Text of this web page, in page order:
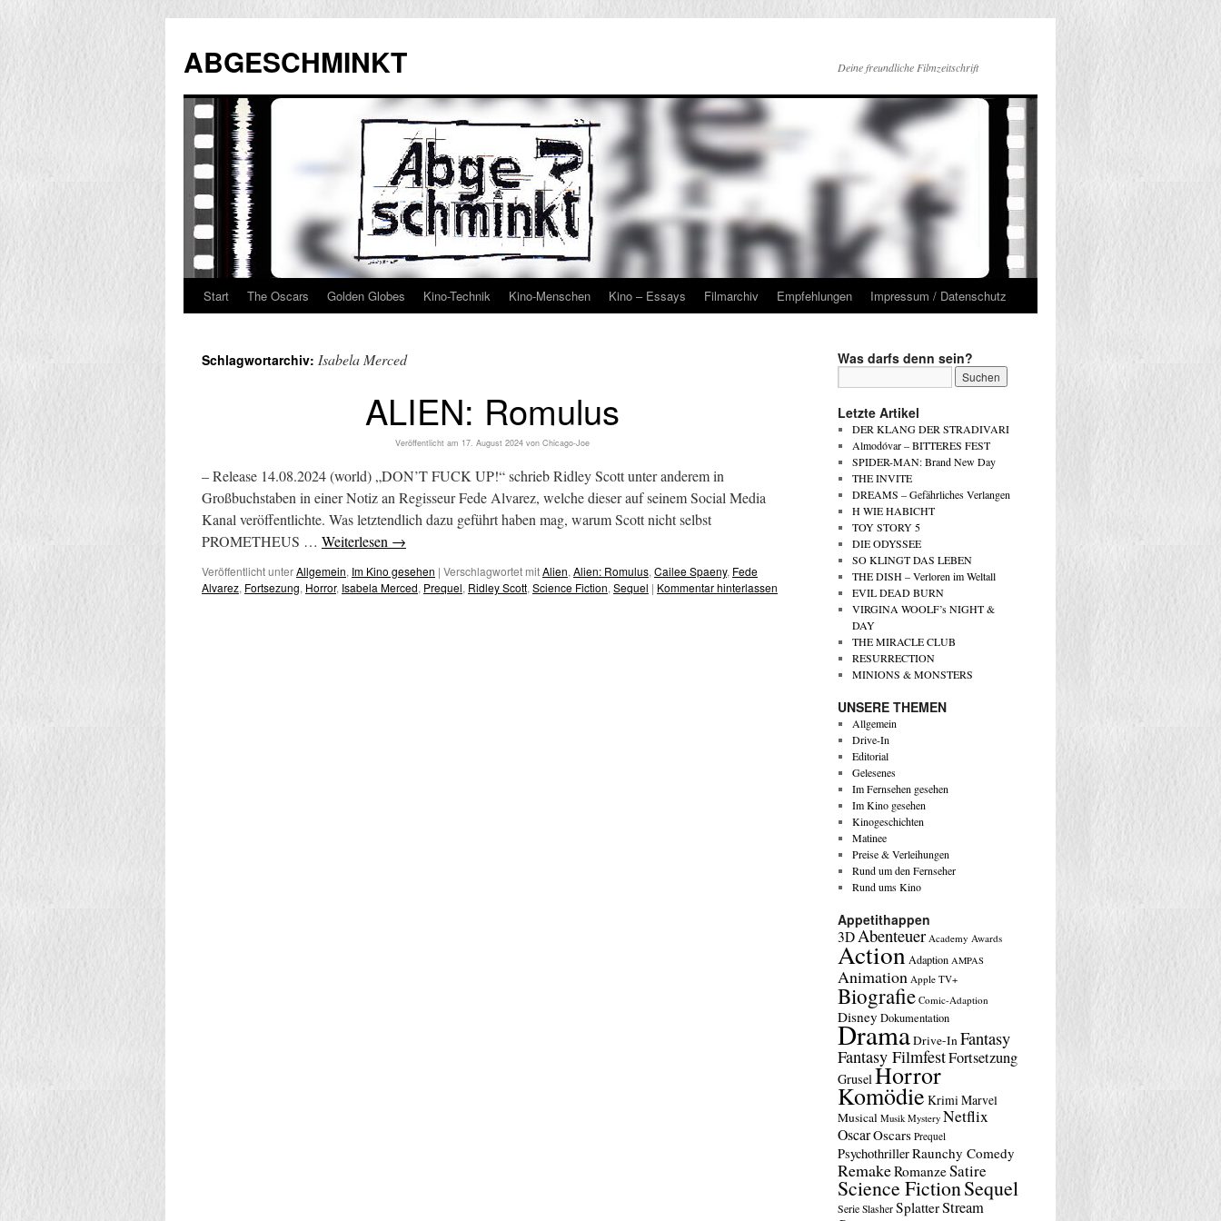
springen
ABGESCHMINKT Deine freundliche Filmzeitschrift
Start The Oscars Golden Globes Kino-Technik Kino-Menschen Kino – Essays Filmarchiv Empfehlungen Impressum / Datenschutz
Schlagwortarchiv: Isabela Merced
ALIEN: Romulus
Veröffentlicht am 17. August 2024 von Chicago-Joe
– Release 14.08.2024 (world) „DON’T FUCK UP!“ schrieb Ridley Scott unter anderem in
Großbuchstaben in einer Notiz an Regisseur Fede Alvarez, welche dieser auf seinem Social Media
Kanal veröffentlichte. Was letztendlich dazu geführt haben mag, warum Scott nicht selbst
PROMETHEUS … Weiterlesen →
Veröffentlicht unterAllgemein, Im Kino gesehen | Verschlagwortet mitAlien, Alien: Romulus, Cailee Spaeny, Fede
Alvarez, Fortsezung, Horror, Isabela Merced, Prequel, Ridley Scott, Science Fiction, Sequel | Kommentar hinterlassen
Was darfs denn sein?
Letzte Artikel
DER KLANG DER STRADIVARI
Almodóvar – BITTERES FEST
SPIDER-MAN: Brand New Day
THE INVITE
DREAMS – Gefährliches Verlangen
H WIE HABICHT
TOY STORY 5
DIE ODYSSEE
SO KLINGT DAS LEBEN
THE DISH – Verloren im Weltall
EVIL DEAD BURN
VIRGINA WOOLF’s NIGHT &
DAY
THE MIRACLE CLUB
RESURRECTION
MINIONS & MONSTERS
UNSERE THEMEN
Allgemein
Drive-In
Editorial
Gelesenes
Im Fernsehen gesehen
Im Kino gesehen
Kinogeschichten
Matinee
Preise & Verleihungen
Rund um den Fernseher
Rund ums Kino
Appetithappen
3DAbenteuer Academy Awards
Action Adaption AMPAS
Animation Apple TV+
Biografie Comic-Adaption
Disney Dokumentation
DramaDrive-InFantasy
Fantasy FilmfestFortsetzung
GruselHorror
Komödie KrimiMarvel
Musical Musik Mystery Netflix
OscarOscars Prequel
PsychothrillerRaunchy Comedy
RemakeRomanzeSatire
Science FictionSequel
Serie Slasher SplatterStream